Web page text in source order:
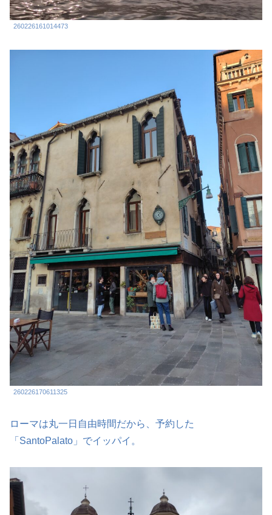
260226161014473
260226170611325
ローマは丸一日自由時間だから、予約した
「SantoPalato」でイッパイ。